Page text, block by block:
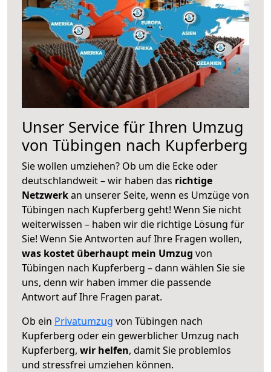
Unser Service für Ihren Umzug
von Tübingen nach Kupferberg
Sie wollen umziehen? Ob um die Ecke oder
deutschlandweit – wir haben das richtige
Netzwerkan unserer Seite, wenn es Umzüge von
Tübingen nach Kupferberg geht! Wenn Sie nicht
weiterwissen – haben wir die richtige Lösung für
Sie! Wenn Sie Antworten auf Ihre Fragen wollen,
was kostet überhaupt mein Umzug von
Tübingen nach Kupferberg – dann wählen Sie sie
uns, denn wir haben immer die passende
Antwort auf Ihre Fragen parat.
Ob ein Privatumzug von Tübingen nach
Kupferberg oder ein gewerblicher Umzug nach
Kupferberg, wir helfen, damit Sie problemlos
und stressfrei umziehen können.